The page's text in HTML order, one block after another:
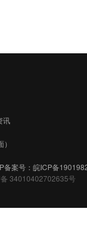
讯
备案号： 皖ICP备
34010402702635号